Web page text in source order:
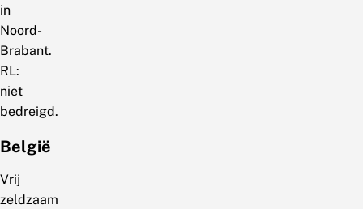
in
Noord-
Brabant.
RL:
niet
bedreigd.
België
Vrij
zeldzaam